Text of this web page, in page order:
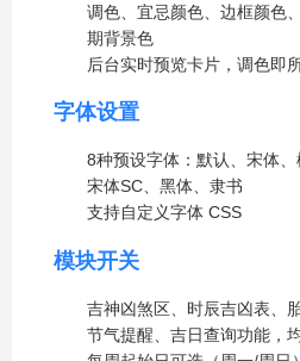
调色、宜忌颜色、边框颜色
期背景色
后台实时预览卡片，调色即
字体设置
8种预设字体：默认、宋体、
宋体SC、黑体、隶书
支持自定义字体 CSS
模块开关
吉神凶煞区、时辰吉凶表、
节气提醒、吉日查询功能，